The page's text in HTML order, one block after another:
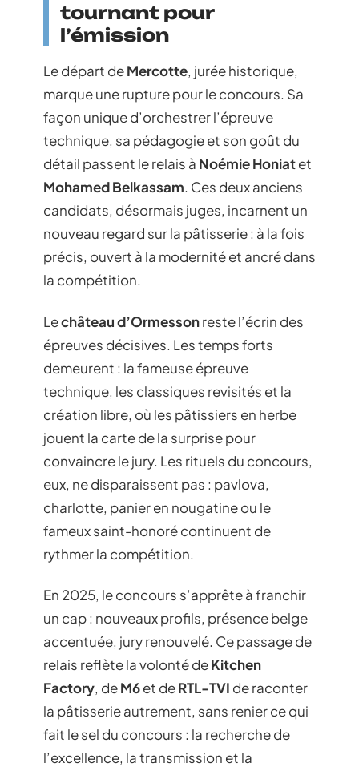
tournant pour
l’émission
Le départ deMercotte, jurée historique,
marque une rupture pour le concours. Sa
façon unique d’orchestrer l’épreuve
technique, sa pédagogie et son goût du
détail passent le relais à Noémie Honiatet
Mohamed Belkassam. Ces deux anciens
candidats, désormais juges, incarnent un
nouveau regard sur la pâtisserie : à la fois
précis, ouvert à la modernité et ancré dans
la compétition.
Lechâteau d’Ormessonreste l’écrin des
épreuves décisives. Les temps forts
demeurent : la fameuse épreuve
technique, les classiques revisités et la
création libre, où les pâtissiers en herbe
jouent la carte de la surprise pour
convaincre le jury. Les rituels du concours,
eux, ne disparaissent pas : pavlova,
charlotte, panier en nougatine ou le
fameux saint-honoré continuent de
rythmer la compétition.
En 2025, le concours s’apprête à franchir
un cap : nouveaux profils, présence belge
accentuée, jury renouvelé. Ce passage de
relais reflète la volonté deKitchen
Factory, deM6et deRTL-TVI de raconter
la pâtisserie autrement, sans renier ce qui
fait le sel du concours : la recherche de
l’excellence, la transmission et la